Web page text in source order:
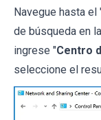
Navegue hasta el
de búsqueda en
ingrese "Centro
seleccione el